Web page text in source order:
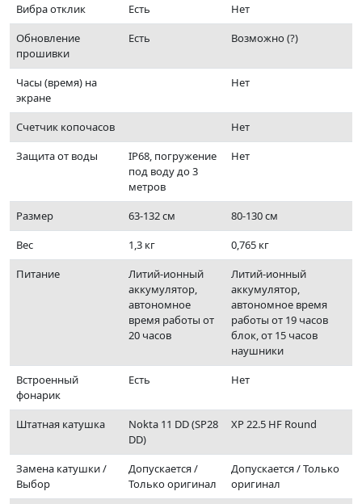
Вибра отклик
Есть
Нет
Обновление
прошивки
Есть Возможно (?)
Часы (время) на
экране
Нет
Счетчик копочасов
Нет
Защита от воды
IP68, погружение
под воду до 3
метров
Нет
Размер 63-132 см
80-130 см
Вес
1,3 кг
0,765 кг
Питание
Литий-ионный
аккумулятор,
автономное
время работы от
20 часов
Литий-ионный
аккумулятор,
автономное время
работы от 19 часов
блок, от 15 часов
наушники
Встроенный
фонарик
Есть Нет
Штатная катушка
Nokta 11 DD (SP28
DD)
XP 22.5 HF Round
Замена катушки /
Выбор
Допускается /
Только оригинал
Допускается / Только
оригинал